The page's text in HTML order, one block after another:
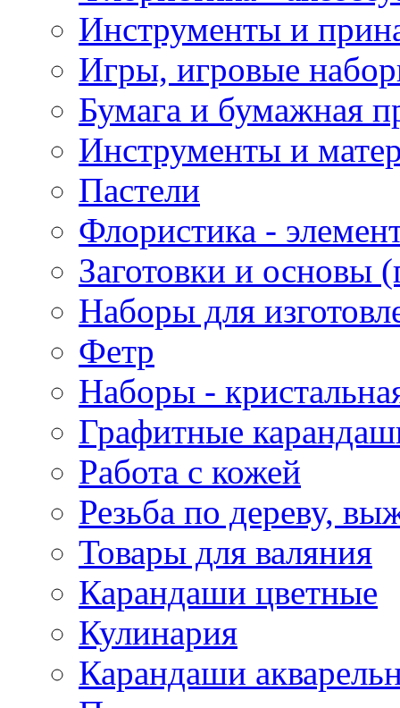
Инструменты и
Игры, игровые
Бумага и бумажная
Инструменты и
Пастели
Флористика -
Заготовки и основы
Наборы для
Фетр
Наборы -
Графитные
Работа с кожей
Резьба по дереву,
Товары для валяния
Карандаши цветные
Кулинария
Карандаши